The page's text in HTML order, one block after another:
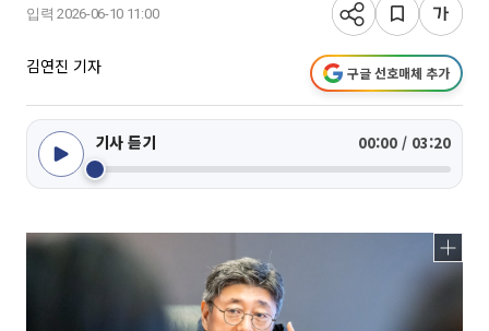
입력 2026-06-10 11:00
김연진 기자 구글 선호매체 추가
기사 듣기 00:00 / 03:20